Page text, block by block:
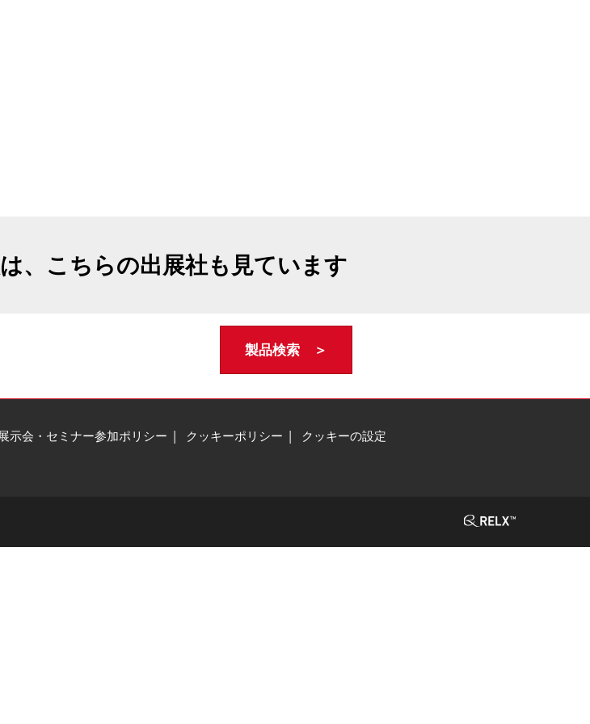
、こちらの出展社も見ています
製品検索 ＞
示会・セミナー参加ポリシー クッキーポリシー クッキーの設定